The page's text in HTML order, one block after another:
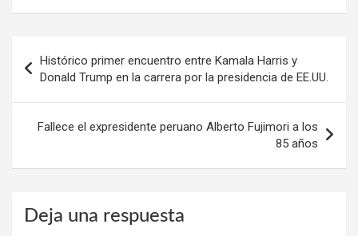
de
entradas
Histórico primer encuentro entre Kamala Harris y
Donald Trump en la carrera por la presidencia de EE.UU.
Fallece el expresidente peruano Alberto Fujimori a los
85 años
Deja una respuesta